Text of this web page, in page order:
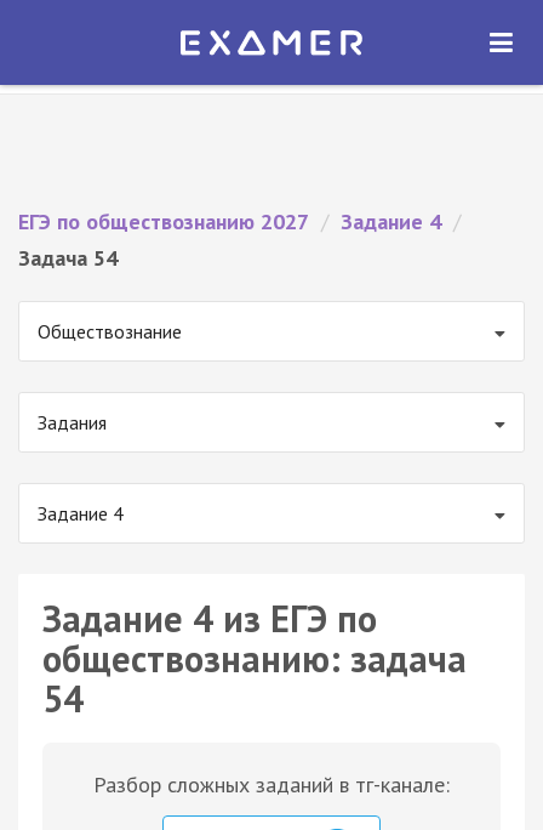
Экзамер — ЕГЭ 2027
ОТКРЫТЬ
ЕГЭ по обществознанию 2027 / Задание 4 /
Задача 54
Обществознание
Задания
Задание 4
Задание 4 из ЕГЭ по
обществознанию: задача
54
Разбор сложных заданий в тг-канале: